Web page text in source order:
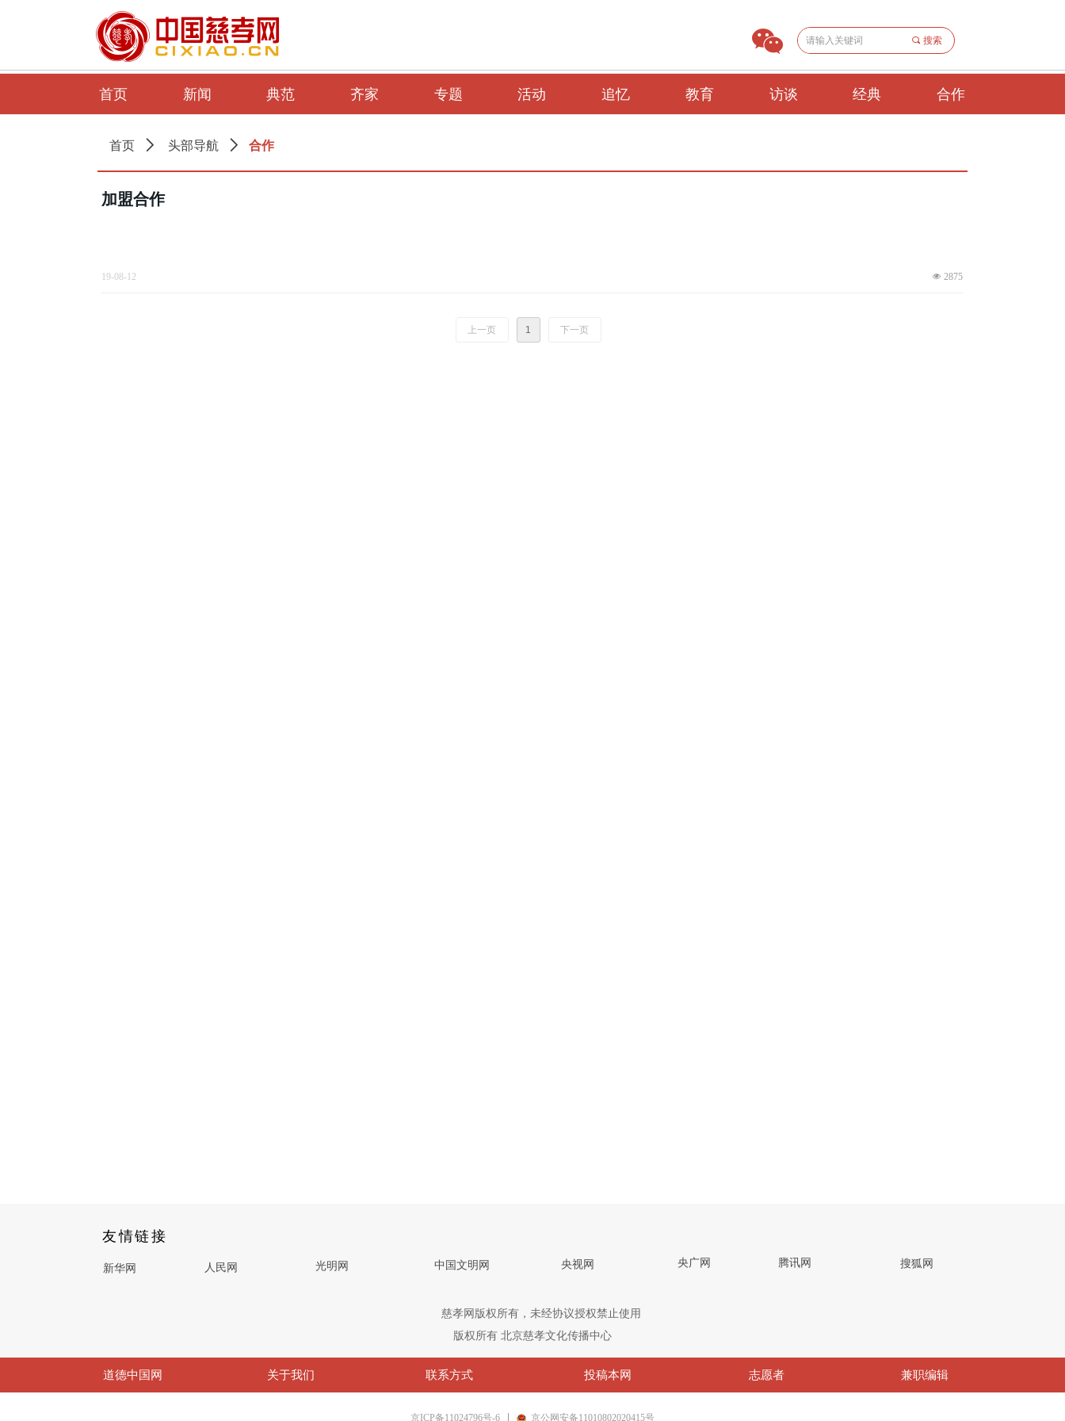
끠 搜索
首页 新闻 典范 齐家 专题 活动 追忆 教育 访谈 经典 合作
加盟合作
넶 2875
19-08-12
上一页 1 下一页
首页 ꄲ 头部导航 ꄲ 合作
人民网
新华网
友情链接
光明网
慈孝网版权所有，未经协议授权禁止使用
搜狐网
腾讯网
央广网
央视网
中国文明网
版权所有 北京慈孝文化传播中心
道德中国网 关于我们 联系方式 投稿本网 志愿者 兼职编辑
京ICP备11024796号-6 京公网安备11010802020415号